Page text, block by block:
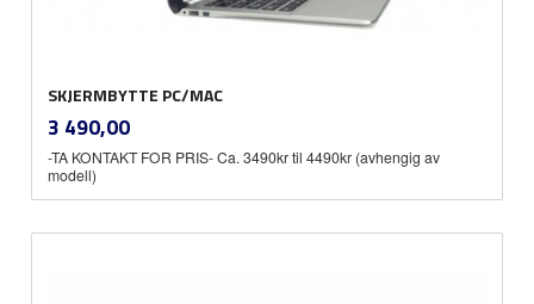
SKJERMBYTTE PC/MAC
Pris
3 490,00mva.
-TA KONTAKT FOR PRIS- Ca. 3490kr til 4490kr (avhengig av
modell)